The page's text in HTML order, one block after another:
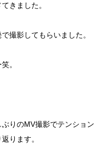
きました。
撮影してもらいました。
。
りのMV撮影でテンション
ります。